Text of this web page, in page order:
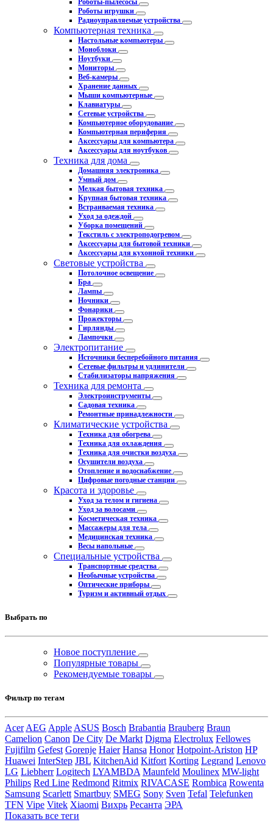
Роботы-пылесосы
Роботы игрушки
Радиоуправляемые устройства
Компьютерная техника
Настольные компьютеры
Моноблоки
Ноутбуки
Мониторы
Веб-камеры
Хранение данных
Мыши компьютерные
Клавиатуры
Сетевые устройства
Компьютерное оборудование
Компьютерная периферия
Аксессуары для компьютера
Аксессуары для ноутбуков
Техника для дома
Домашняя электроника
Умный дом
Мелкая бытовая техника
Крупная бытовая техника
Встраиваемая техника
Уход за одеждой
Уборка помещений
Текстиль с электроподогревом
Аксессуары для бытовой техники
Аксессуары для кухонной техники
Световые устройства
Потолочное освещение
Бра
Лампы
Ночники
Фонарики
Прожекторы
Гирлянды
Лампочки
Электропитание
Источники бесперебойного питания
Сетевые фильтры и удлинители
Стабилизаторы напряжения
Техника для ремонта
Электроинструменты
Садовая техника
Ремонтные принадлежности
Климатические устройства
Техника для обогрева
Техника для охлаждения
Техника для очистки воздуха
Осушители воздуха
Отопление и водоснабжение
Цифровые погодные станции
Красота и здоровье
Уход за телом и гигиена
Уход за волосами
Косметическая техника
Массажеры для тела
Медицинская техника
Весы напольные
Специальные устройства
Транспортные средства
Необычные устройства
Оптические приборы
Туризм и активный отдых
Выбрать по
Новое поступление
Популярные товары
Рекомендуемые товары
Фильтр по тегам
Acer AEG Apple ASUS Bosch Brabantia Brauberg Braun
Camelion Canon De City De Markt Digma Electrolux Fellowes
Fujifilm Gefest Gorenje Haier Hansa Honor Hotpoint-Ariston HP
Huawei InterStep JBL KitchenAid Kitfort Korting Legrand Lenovo
LG Liebherr Logitech LYAMBDA Maunfeld Moulinex MW-light
Philips Red Line Redmond Ritmix RIVACASE Rombica Rowenta
Samsung Scarlett Smartbuy SMEG Sony Sven Tefal Telefunken
TFN Vipe Vitek Xiaomi Вихрь Ресанта ЭРА
Показать все теги